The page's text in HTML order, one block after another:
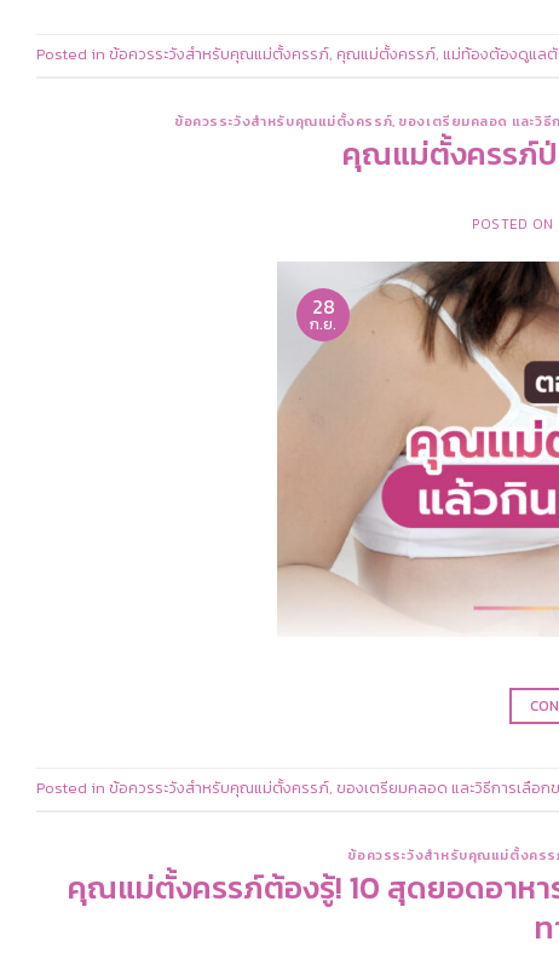
Posted in ข้อควรระวังสำหรับคุณแม่ตั้งครรภ์, คุณแม่ตั้งครรภ์, แม่ท้องต้องดูแลตั
ข้อควรระวังสำหรับคุณแม่ตั้งครรภ์, ของเตรียมคลอด และวิ
คุณแม่ตั้งครรภ์ป่
POSTED ON
28
ก.ย.
Posted in ข้อควรระวังสำหรับคุณแม่ตั้งครรภ์, ของเตรียมคลอด และวิธีการเลือ
ข้อควรระวังสำหรับคุณแม่ตั้งคร
คุณแม่ตั้งครรภ์ต้องรู้! 10 สุดยอดอาหาร